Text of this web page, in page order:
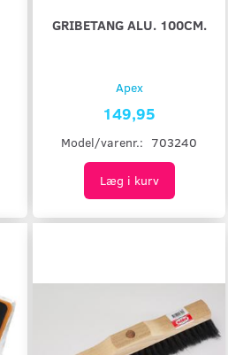
GRIBETANG ALU. 100CM.
Apex
149,95
Model/varenr.: 703240
Læg i kurv